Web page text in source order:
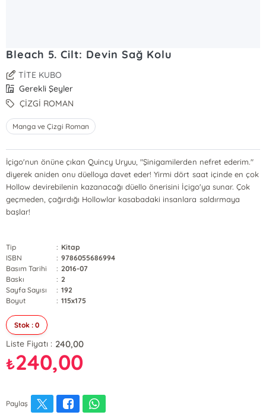
Bleach 5. Cilt: Devin Sağ Kolu
TİTE KUBO
Gerekli Şeyler
ÇİZGİ ROMAN
Manga ve Çizgi Roman
İçigo'nun önüne çıkan Quincy Uryuu, "Şinigamilerden nefret ederim."
diyerek aniden onu düelloya davet eder! Yirmi dört saat içinde en çok
Hollow devirebilenin kazanacağı düello önerisini İçigo'ya sunar. Çok
geçmeden, çağırdığı Hollowlar kasabadaki insanlara saldırmaya
başlar!
Tip : Kitap
ISBN
: 9786055686994
Basım Tarihi
: 2016-07
Baskı
: 2
Sayfa Sayısı
: 192
Boyut
: 115x175
Stok : 0
Liste Fiyatı : 240,00
₺240,00
Paylaş